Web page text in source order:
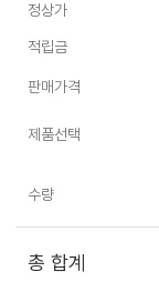
정상가
적립금
판매가격
제품선택
수량
총 합계